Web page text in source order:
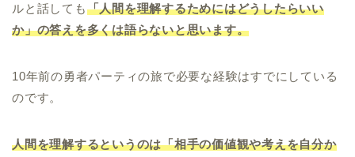
ルと話しても「人間を理解するためにはどうしたらいい
か」の答えを多くは語らないと思います。
10年前の勇者パーティの旅で必要な経験はすでにしている
のです。
人間を理解するというのは「相手の価値観や考えを自分か